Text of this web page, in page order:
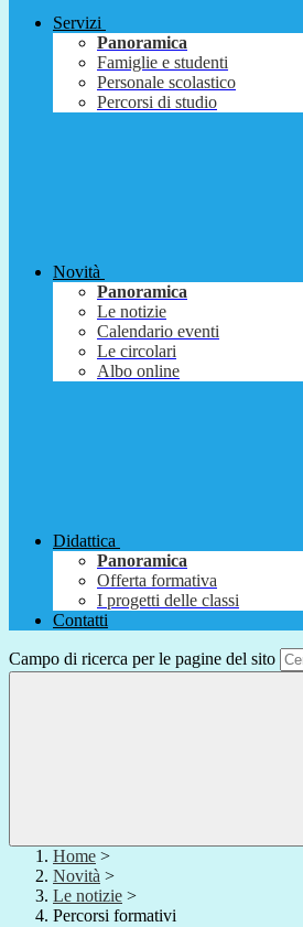
Servizi
Panoramica
Famiglie e studenti
Personale scolastico
Percorsi di studio
Novità
Panoramica
Le notizie
Calendario eventi
Le circolari
Albo online
Didattica
Panoramica
Offerta formativa
I progetti delle classi
Contatti
Campo di ricerca per le pagine del sito
Home >
Novità >
Le notizie >
Percorsi formativi